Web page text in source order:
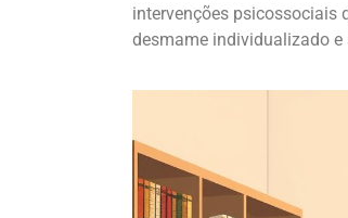
intervenções psicossociais
desmame individualizado